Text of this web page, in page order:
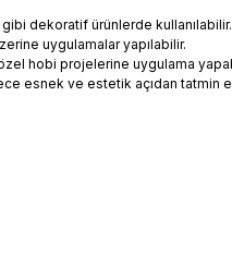
dekoratif ürünlerde kullanılabilir.
uygulamalar yapılabilir.
hobi projelerine uygulama
esnek ve estetik açıdan